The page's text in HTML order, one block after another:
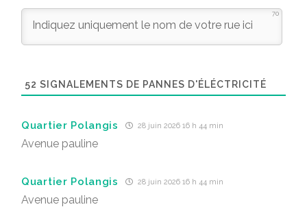
70
52 SIGNALEMENTS DE PANNES D'ÉLÉCTRICITÉ
Quartier Polangis 28 juin 2026 16 h 44 min
Avenue pauline
Quartier Polangis 28 juin 2026 16 h 44 min
Avenue pauline